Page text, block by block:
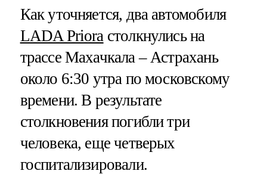
Как уточняется, два автомобиля
LADA Priora столкнулись на
трассе Махачкала – Астрахань
около 6:30 утра по московскому
времени. В результате
столкновения погибли три
человека, еще четверых
госпитализировали.